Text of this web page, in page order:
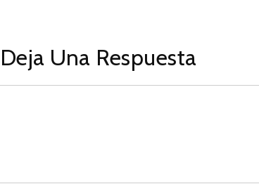
Deja Una Respuesta